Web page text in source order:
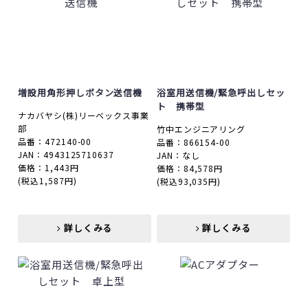
詳しくみる 詳しくみる
増設用角形押しボタン送信機
ナカバヤシ(株)リーベックス事業
部
品番：472140-00
JAN：4943125710637
価格：1,443円
(税込1,587円)
詳しくみる
浴室用送信機/緊急呼出しセッ
ト 携帯型
竹中エンジニアリング
品番：866154-00
JAN：なし
価格：84,578円
(税込93,035円)
詳しくみる